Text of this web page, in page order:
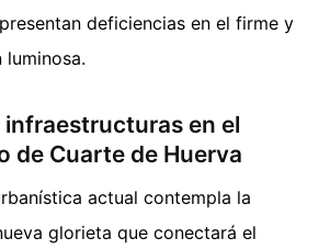
deficiencias en el firme y
luminosa.
infraestructuras en el
de Cuarte de Huerva
actual contempla la
glorieta que conectará el